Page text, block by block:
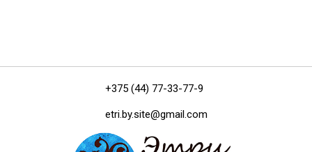
+375 (44) 77-33-77-9
etri.by.site@gmail.com